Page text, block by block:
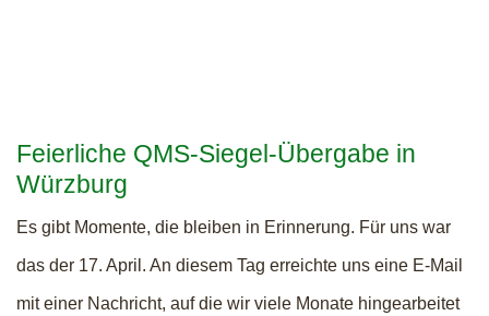
Feierliche QMS-Siegel-Übergabe in
Würzburg
Es gibt Momente, die bleiben in Erinnerung. Für uns war
das der 17. April. An diesem Tag erreichte uns eine E-Mail
mit einer Nachricht, auf die wir viele Monate hingearbeitet